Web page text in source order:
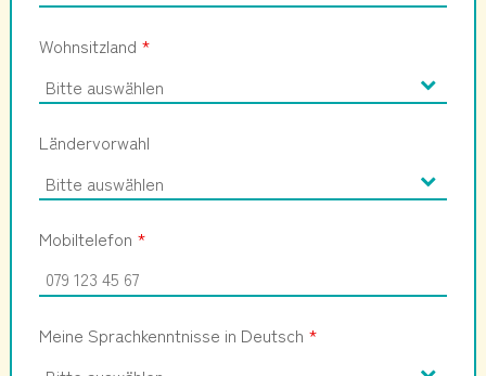
Wohnsitzland *
Ländervorwahl
Mobiltelefon *
Meine Sprachkenntnisse in Deutsch *